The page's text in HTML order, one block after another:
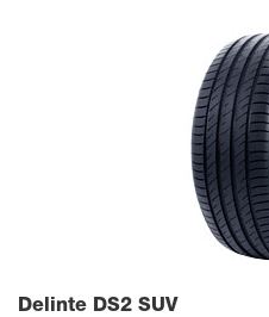
Delinte DS2 SUV